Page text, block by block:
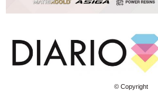
© Copyright